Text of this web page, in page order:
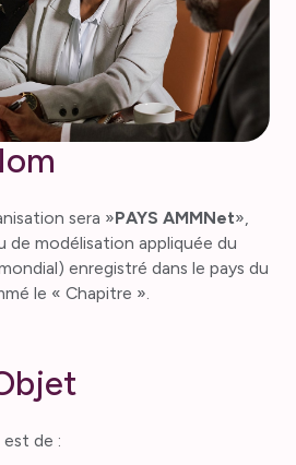
sera »PAYS AMMNet»,
de modélisation appliquée du
enregistré dans le pays du
le « Chapitre ».
de :